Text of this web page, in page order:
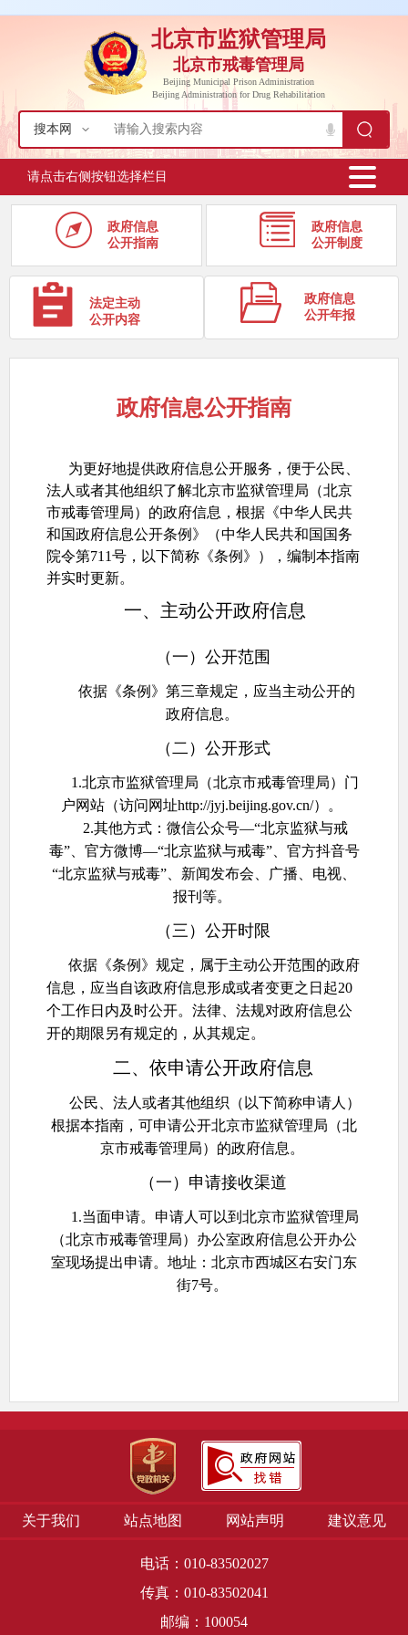
北京市监狱管理局
北京市戒毒管理局
Beijing Municipal Prison Administration
Beijing Administration for Drug Rehabilitation
搜本网
请点击右侧按钮选择栏目
政府信息
公开指南
政府信息
公开制度
法定主动
公开内容
政府信息
公开年报
政府信息公开指南
为更好地提供政府信息公开服务，便于公民、
法人或者其他组织了解北京市监狱管理局（北京
市戒毒管理局）的政府信息，根据《中华人民共
和国政府信息公开条例》（中华人民共和国国务
院令第711号，以下简称《条例》），编制本指南
并实时更新。
一、主动公开政府信息
（一）公开范围
依据《条例》第三章规定，应当主动公开的
政府信息。
（二）公开形式
1.北京市监狱管理局（北京市戒毒管理局）门
户网站（访问网址http://jyj.beijing.gov.cn/）。
2.其他方式：微信公众号—“北京监狱与戒
毒”、官方微博—“北京监狱与戒毒”、官方抖音号
“北京监狱与戒毒”、新闻发布会、广播、电视、
报刊等。
（三）公开时限
依据《条例》规定，属于主动公开范围的政府
信息，应当自该政府信息形成或者变更之日起20
个工作日内及时公开。法律、法规对政府信息公
开的期限另有规定的，从其规定。
二、依申请公开政府信息
公民、法人或者其他组织（以下简称申请人）
根据本指南，可申请公开北京市监狱管理局（北
京市戒毒管理局）的政府信息。
（一）申请接收渠道
1.当面申请。申请人可以到北京市监狱管理局
（北京市戒毒管理局）办公室政府信息公开办公
室现场提出申请。地址：北京市西城区右安门东
街7号。
室（收）”，信封左下角注明“政府信息公开申请”
3.传真申请。传真号码：010-83502041。申请
人通过传真方式提出申请的，请注明“政府信息公
开申请”字样。
4.网页申请：请登录北京市监狱管理局（北京
开”栏目提交申请。
（二）填写申请表
申请获取政府信息，应当填写《北京市政府信
关于我们 站点地图 网站声明 建议意见
电话：010-83502027
传真：010-83502041
邮编：100054